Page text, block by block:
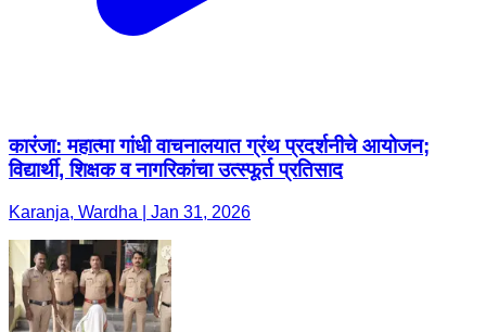
कारंजा: महात्मा गांधी वाचनालयात ग्रंथ प्रदर्शनीचे आयोजन;
विद्यार्थी, शिक्षक व नागरिकांचा उत्स्फूर्त प्रतिसाद
Karanja, Wardha | Jan 31, 2026